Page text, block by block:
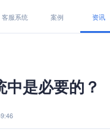
客服系统 案例 资讯
是必要的？